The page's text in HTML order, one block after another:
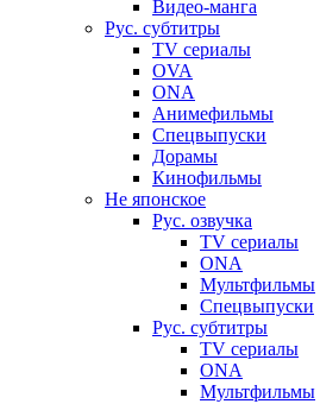
Видео-манга
Рус. субтитры
TV сериалы
OVA
ONA
Анимефильмы
Спецвыпуски
Дорамы
Кинофильмы
Не японское
Рус. озвучка
TV сериалы
ONA
Мультфильмы
Спецвыпуски
Рус. субтитры
TV сериалы
ONA
Мультфильмы